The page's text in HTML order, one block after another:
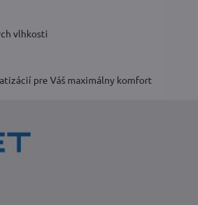
vlhkosti
pre Váš maximálny komfort